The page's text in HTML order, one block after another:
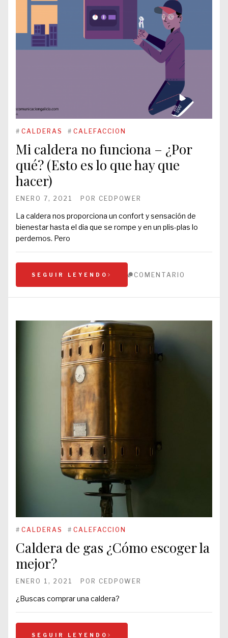
# CALDERAS # CALEFACCION
Mi caldera no funciona – ¿Por
qué? (Esto es lo que hay que
hacer)
ENERO 7, 2021 POR CEDPOWER
La caldera nos proporciona un confort y sensación de
bienestar hasta el dia que se rompe y en un plis-plas lo
perdemos. Pero
SEGUIR LEYENDO COMENTARIO
# CALDERAS # CALEFACCION
Caldera de gas ¿Cómo escoger la
mejor?
ENERO 1, 2021 POR CEDPOWER
¿Buscas comprar una caldera?
SEGUIR LEYENDO